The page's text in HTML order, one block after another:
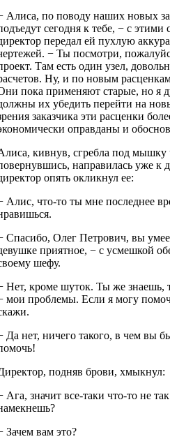
Алиса, по поводу наших новых
сегодня к тебе, − с этими
передал ей пухлую
− Ты посмотри,
Там есть один узел,
Ну, и по новым
пока применяют старые, но я
их убедить перейти на
заказчика эти расценки
оправданы и
кивнув, сгребла под мышку
направилась уже к
опять окликнул ее:
Алис, что-то ты мне последнее
Спасибо, Олег Петрович, вы
приятное, − с усмешкой
шефу.
Нет, кроме шуток. Ты же знаешь,
мои проблемы. Если я могу
Да нет, ничего такого, в чем вы
подняв брови, хмыкнул:
Ага, значит все-таки что-то не
Зачем вам это?